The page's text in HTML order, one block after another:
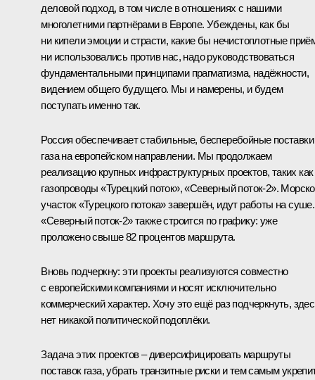
деловой подход, в том числе в отношениях с нашими
многолетними партнёрами в Европе. Убеждены, как бы
ни кипели эмоции и страсти, какие бы нечистоплотные
ни использовались против нас, надо руководствоваться
фундаментальными принципами прагматизма, надёжности,
видением общего будущего. Мы и намерены, и будем
поступать именно так.
Россия обеспечивает стабильные, бесперебойные поставки
газа на европейском направлении. Мы продолжаем
реализацию крупных инфраструктурных проектов, таких как
газопроводы «Турецкий поток», «Северный поток‑2».
участок «Турецкого потока» завершён, идут работы на суше.
«Северный поток‑2» также строится по графику: уже
проложено свыше 82 процентов маршрута.
Вновь подчеркну: эти проекты реализуются совместно
с европейскими компаниями и носят исключительно
коммерческий характер. Хочу это ещё раз подчеркнуть,
нет никакой политической подоплёки.
Задача этих проектов – диверсифицировать маршруты
поставок газа, убрать транзитные риски и тем самым